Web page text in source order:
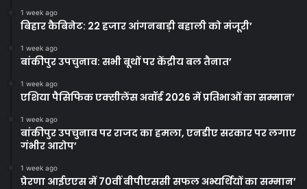
1 week ago
बिहार कैबिनेट: 22 हजार आंगनबाड़ी बहाली को मंजूरी’
1 week ago
बांकीपुर उपचुनाव: सभी बूथों पर केंद्रीय बल तैनात’
1 week ago
एशिया पैसिफिक एक्सीलेंस अवॉर्ड 2026 में प्रतिभाओं का सम्मान’
1 week ago
बांकीपुर उपचुनाव पर राजद का हमला, एनडीए सरकार पर लगाए
गंभीर आरोप’
1 week ago
प्रेरणा आईएएस में 70वीं बीपीएससी सफल अभ्यर्थियों का सम्मान’